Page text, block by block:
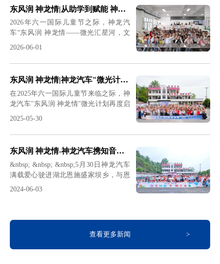
东风润 神龙情|从助学到赋能 神龙汽车十四载坚守书写企业责任新篇
2026年六一国际儿童节之际，神龙汽
车“东风润 神龙情——微光汇星河，文
化润童心”公益行动再度启程。企业志愿
奔赴恩施盛家坝神龙希望小学，为乡村
少年送去体育器材、图书绘本等爱心物
资与慰问金，并带来汽车科普、文化课
堂、趣味运动等沉浸式互动活动，以陪
伴与知识为孩子们点亮成长之路。这场
跨越十四载的爱心坚守，既是神龙汽车
教育帮扶助力乡村振兴的务实举措，深
刻诠释了企业长期主义、利他主义的责
任担当。自2013年起，神龙汽车便与湖
北宜昌兴山昭君镇、恩施盛
2026-06-01
东风润 神龙情|神龙汽车"微光计划"持续照亮乡村教育之路
在2025年六一国际儿童节来临之际，神
龙汽车"东风润 神龙情"微光计划再度启
学生们送去包含学习电脑、体育用品、
们一起开展了汽车小知识、音乐课堂、
运动小游戏等互动活动，将知识的星光
与成长的希望播撒在恩施盛家坝神龙希
望小学的校园里。这场持续十三年的爱
2025-05-30
东风润 神龙情-神龙汽车携知音车主走进恩施希望小学开展公益助学
&nbsp; &nbsp; &nbsp;5月30日神龙汽车
满载爱心驶进湖北恩施盛家坝乡，与恩
施 “神龙知音”车主汇聚神龙汽车希望小
得一提的是，今年是神龙汽车坚持帮扶
神龙汽车希望小学的第十二个年头。
&nbsp; &nbsp; “神龙汽车帮扶的十几年
2024-06-03
查看更多新闻